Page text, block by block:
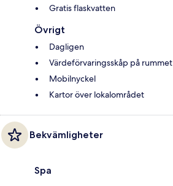
Gratis flaskvatten
Övrigt
Dagligen
Värdeförvaringsskåp på rummet
Mobilnyckel
Kartor över lokalområdet
Bekvämligheter
Spa